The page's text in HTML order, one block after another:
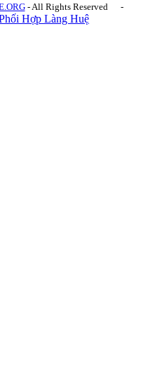
- All Rights Reserved -
Hợp Làng Huệ